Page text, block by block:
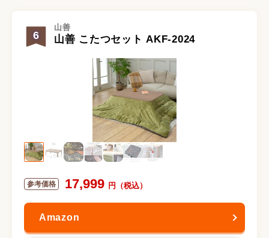
6
山善
山善 こたつセット AKF-2024
17,999